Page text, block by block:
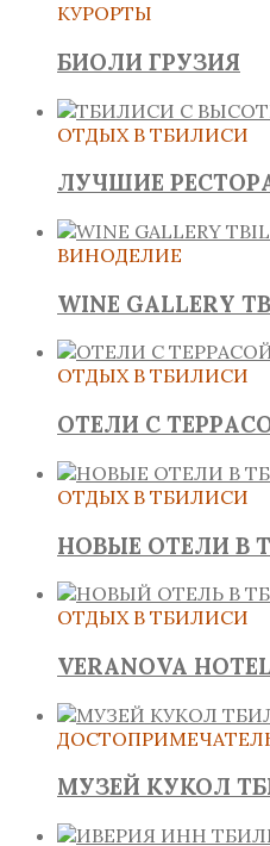
КУРОРТЫ
БИОЛИ ГРУЗИЯ
ОТДЫХ В ТБИЛИСИ
ЛУЧШИЕ
ВИНОДЕЛИЕ
WINE GALLERY
ОТДЫХ В ТБИЛИСИ
ОТЕЛИ С
ОТДЫХ В ТБИЛИСИ
НОВЫЕ ОТЕЛИ В
ОТДЫХ В ТБИЛИСИ
VERANOVA
МУЗЕЙ КУКОЛ